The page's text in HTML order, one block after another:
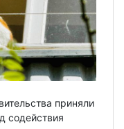
приняли
содействия